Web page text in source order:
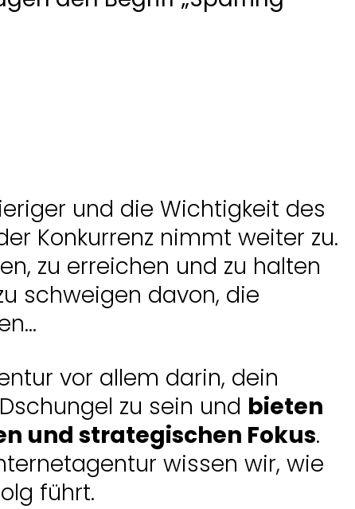
und die Wichtigkeit des
Konkurrenz nimmt weiter zu.
zu erreichen und zu halten
schweigen davon, die
vor allem darin, dein
zu sein und bieten
und strategischen Fokus.
wissen wir, wie
führt.